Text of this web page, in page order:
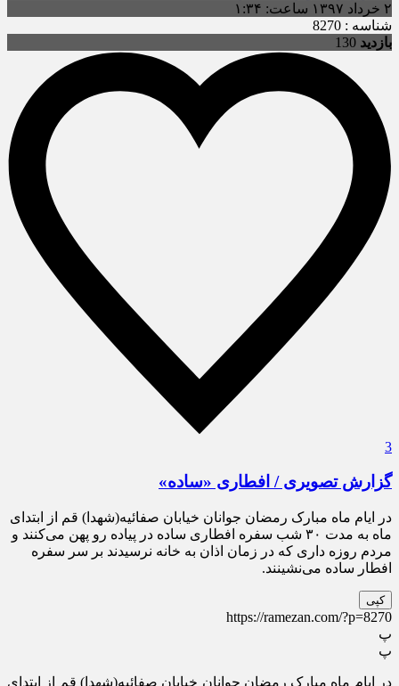
۲ خرداد ۱۳۹۷ ساعت: ۱:۳۴
شناسه : 8270
بازدید 130
3
گزارش تصویری / افطاری «ساده»
در ایام ماه مبارک رمضان جوانان خیابان صفائیه(شهدا) قم از ابتدای
ماه به مدت ۳۰ شب سفره افطاری ساده در پیاده رو پهن می‌کنند و
مردم روزه داری که در زمان اذان به خانه نرسیدند بر سر سفره
افطار ساده می‌نشینند.
کپی
https://ramezan.com/?p=8270
پ
پ
در ایام ماه مبارک رمضان جوانان خیابان صفائیه(شهدا) قم از ابتدای